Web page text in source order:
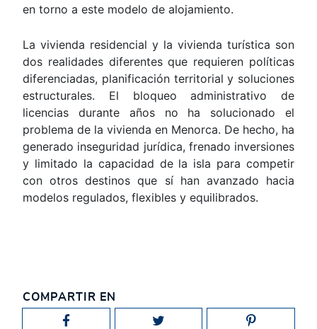
en torno a este modelo de alojamiento.
La vivienda residencial y la vivienda turística son
dos realidades diferentes que requieren políticas
diferenciadas, planificación territorial y soluciones
estructurales. El bloqueo administrativo de
licencias durante años no ha solucionado el
problema de la vivienda en Menorca. De hecho, ha
generado inseguridad jurídica, frenado inversiones
y limitado la capacidad de la isla para competir
con otros destinos que sí han avanzado hacia
modelos regulados, flexibles y equilibrados.
COMPARTIR EN